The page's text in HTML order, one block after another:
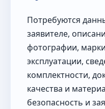
Потребуются
заявителе,
фотографии,
эксплуатации,
комплектности,
качества и
безопасность и